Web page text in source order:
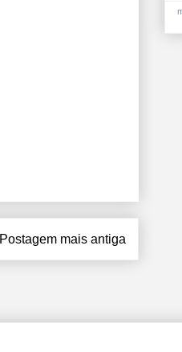
Postagem mais antiga